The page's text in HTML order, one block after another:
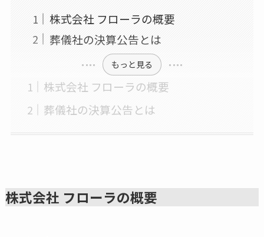
株式会社 フローラの概要
葬儀社の決算公告とは
もっと見る
株式会社 フローラの概要
葬儀社の決算公告とは
株式会社 フローラの概要